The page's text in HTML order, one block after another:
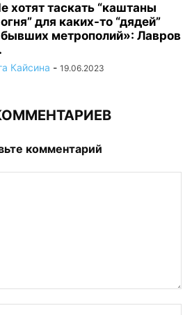
хотят таскать “каштаны
для каких-то “дядей”
бывших метрополий»: Лавров
Кайсина - 19.06.2023
комментарий